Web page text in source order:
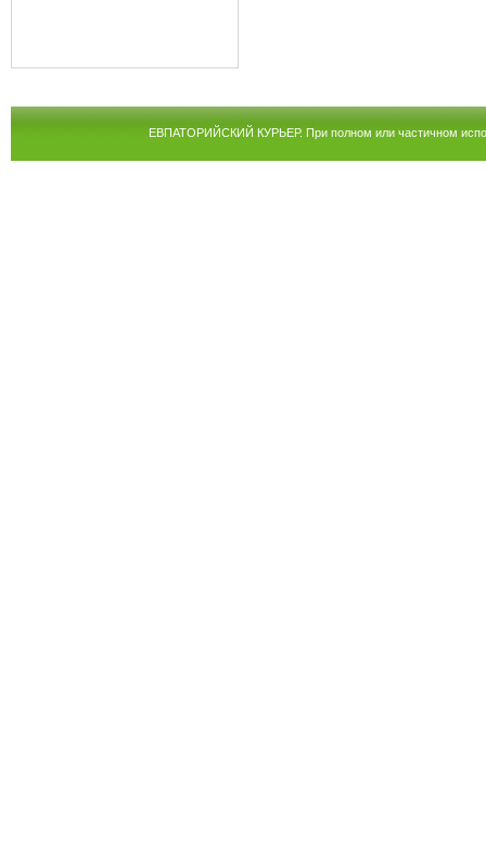
ЕВПАТОРИЙСКИЙ КУРЬЕР. При полном или частичном